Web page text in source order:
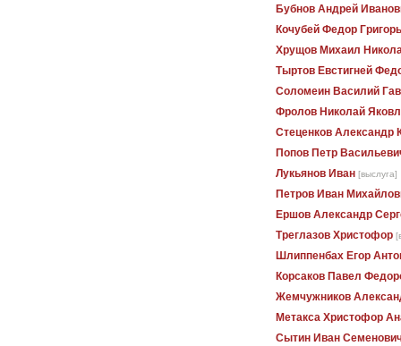
Бубнов Андрей
Кочубей Федор
Хрущов Михаил
Тыртов Евстигней
Соломеин Василий
Фролов Николай
Стеценков Александр
Попов Петр
Лукьянов Иван [выслуга]
Петров Иван
Ершов Александр
Треглазов Христофор
Шлиппенбах Егор
Корсаков Павел
Жемчужников
Метакса Христофор
Сытин Иван